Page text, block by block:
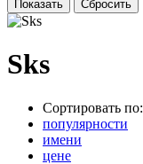
Sks
Сортировать по:
популярности
имени
цене